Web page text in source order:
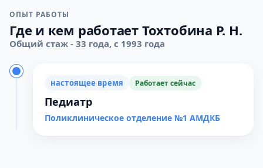
ОПЫТ РАБОТЫ
Где и кем работает Тохтобина Р. Н.
Общий стаж - 33 года, с 1993 года
настоящее время Работает сейчас
Педиатр
Поликлиническое отделение №1 АМДКБ